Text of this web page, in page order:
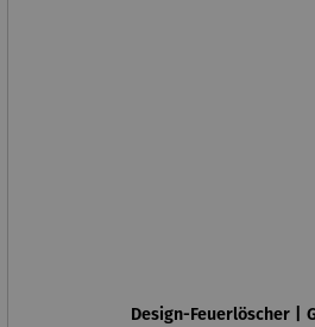
Design-Feuerlöscher |